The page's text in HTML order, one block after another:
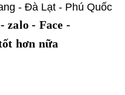
- Đà Lạt - Phú Quốc
zalo - Face -
hơn nữa